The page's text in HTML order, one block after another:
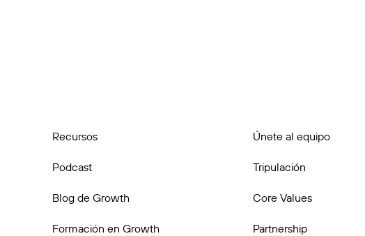
Recursos Únete al equipo
Podcast Tripulación
Blog de Growth Core Values
Formación en Growth Partnership